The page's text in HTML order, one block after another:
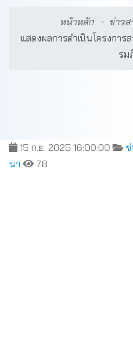
หน้าหลัก
ข่าว
แสดงผลการดำเนินโครงกา
รม
15 ก.ย. 2025 16:00:00
นา
78